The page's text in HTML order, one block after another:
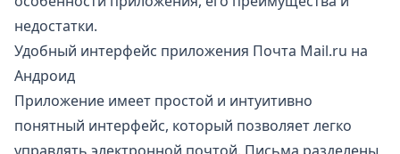
недостатки.
Удобный интерфейс приложения Почта Mail.ru на
Андроид
Приложение имеет простой и интуитивно
понятный интерфейс, который позволяет легко